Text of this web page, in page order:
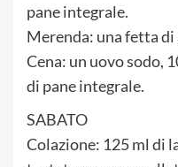
pane integrale.
Merenda: una fetta di
Cena: un uovo sodo,
di pane integrale.
SABATO
Colazione: 125 ml di